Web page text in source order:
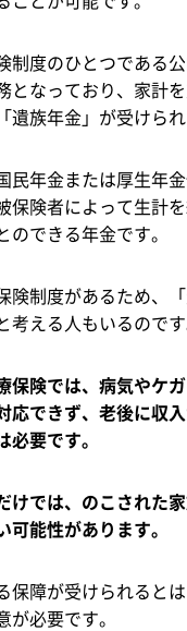
制度のひとつである
となっており、家計
遺族年金」が受けられ
民年金または厚生年
保険者によって生計
のできる年金です。
険制度があるため、
考える人もいるのです
保険では、病気やケ
応できず、老後に収
要です。
けでは、のこされた
可能性があります。
保障が受けられると
が必要です。